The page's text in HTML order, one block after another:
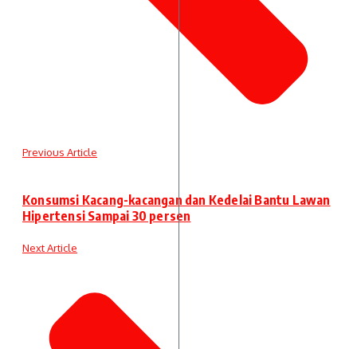
Previous Article
Konsumsi Kacang-kacangan dan Kedelai Bantu Lawan
Hipertensi Sampai 30 persen
Next Article